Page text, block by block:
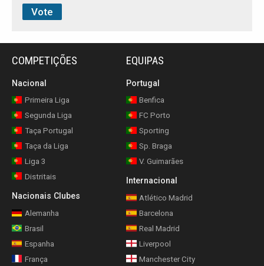
COMPETIÇÕES
Nacional
Primeira Liga
Segunda Liga
Taça Portugal
Taça da Liga
Liga 3
Distritais
Nacionais Clubes
Alemanha
Brasil
Espanha
França
EQUIPAS
Portugal
Benfica
FC Porto
Sporting
Sp. Braga
V. Guimarães
Internacional
Atlético Madrid
Barcelona
Real Madrid
Liverpool
Manchester City